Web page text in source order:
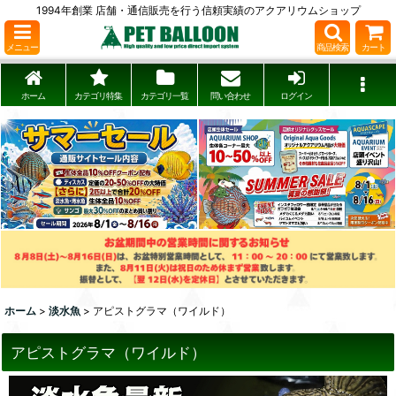
1994年創業 店舗・通信販売を行う信頼実績のアクアリウムショップ
メニュー 商品検索 カート
ホーム カテゴリ特集 カテゴリ一覧 問い合わせ ログイン
ホーム > 淡水魚 > アピストグラマ（ワイルド）
アピストグラマ（ワイルド）